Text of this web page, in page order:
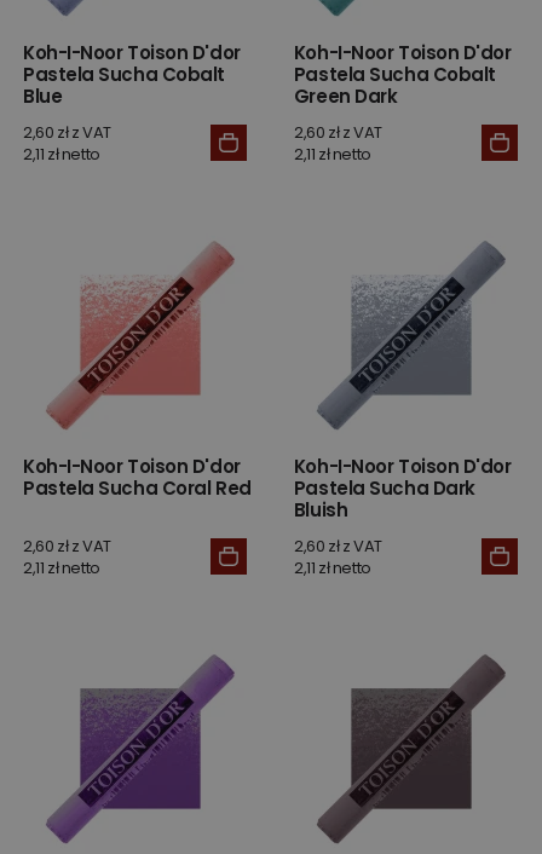
Koh-I-Noor Toison D'dor
Pastela Sucha Cobalt
Blue
2,60 zł z VAT
2,11 zł netto
Koh-I-Noor Toison D'dor
Pastela Sucha Cobalt
Green Dark
2,60 zł z VAT
2,11 zł netto
Koh-I-Noor Toison D'dor
Pastela Sucha Coral Red
2,60 zł z VAT
2,11 zł netto
Koh-I-Noor Toison D'dor
Pastela Sucha Dark
Bluish
2,60 zł z VAT
2,11 zł netto